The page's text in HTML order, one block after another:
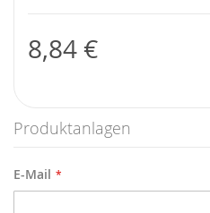
8,84 €
Produktanlagen
E-Mail